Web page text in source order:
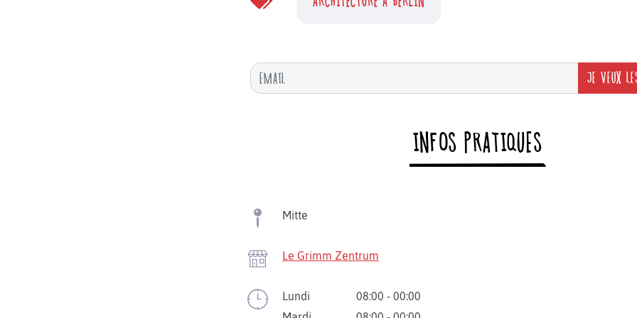
JE VEUX
INFOS PRATIQUES
Mitte
Le Grimm Zentrum
Lundi
08:00 - 00:00